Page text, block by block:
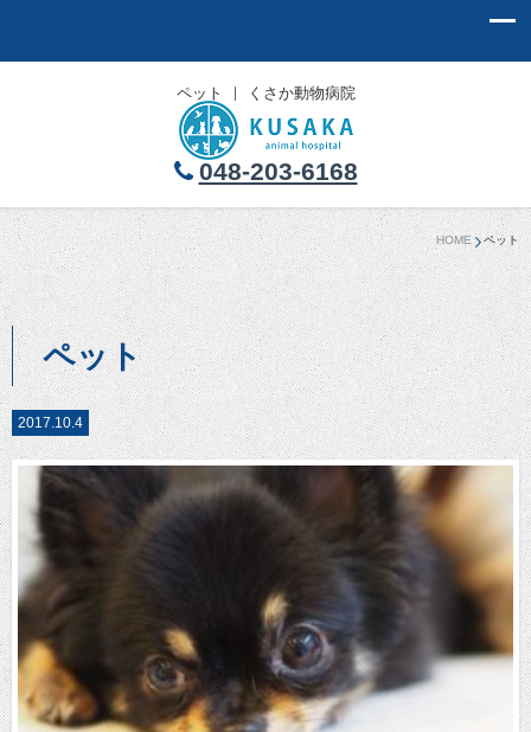
ペット ｜ くさか動物病院
048-203-6168
HOME ペット
ペット
2017.10.4